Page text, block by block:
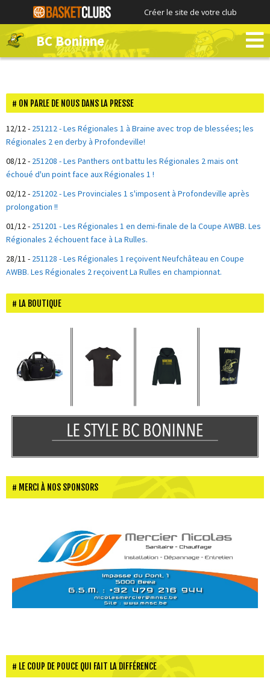
Créer le site de votre club
BC Boninne
ON PARLE DE NOUS DANS LA PRESSE
12/12- 251212 - Les Régionales 1 à Braine avec trop de blessées; les
Régionales 2 en derby à Profondeville!
08/12- 251208 - Les Panthers ont battu les Régionales 2 mais ont
échoué d'un point face aux Régionales 1 !
02/12- 251202 - Les Provinciales 1 s'imposent à Profondeville après
prolongation !!
01/12- 251201 - Les Régionales 1 en demi-finale de la Coupe AWBB. Les
Régionales 2 échouent face à La Rulles.
28/11 - 251128 - Les Régionales 1 reçoivent Neufchâteau en Coupe
AWBB. Les Régionales 2 reçoivent La Rulles en championnat.
LA BOUTIQUE
MERCI À NOS SPONSORS
LE COUP DE POUCE QUI FAIT LA DIFFÉRENCE